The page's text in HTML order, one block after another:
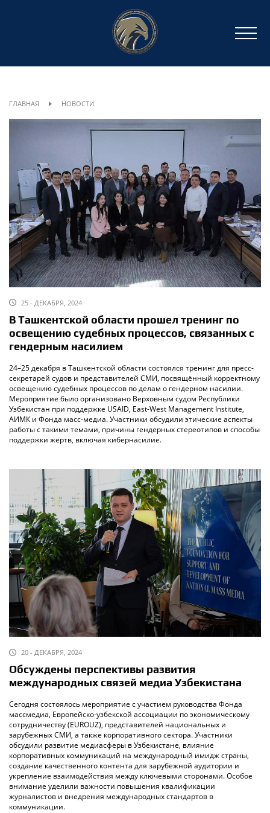
ГЛАВНАЯ НОВОСТИ
25 - ДЕКАБРЯ, 2024
В Ташкентской области прошел тренинг по
освещению судебных процессов, связанных с
гендерным насилием
24–25 декабря в Ташкентской области состоялся тренинг для пресс-
секретарей судов и представителей СМИ, посвящённый корректному
освещению судебных процессов по делам о гендерном насилии.
Мероприятие было организовано Верховным судом Республики
Узбекистан при поддержке USAID, East-West Management Institute,
АИМК и Фонда масс-медиа. Участники обсудили этические аспекты
работы с такими темами, причины гендерных стереотипов и способы
поддержки жертв, включая кибернасилие.
20 - ДЕКАБРЯ, 2024
Обсуждены перспективы развития
международных связей медиа Узбекистана
Сегодня состоялось мероприятие с участием руководства Фонда
массмедиа, Европейско-узбекской ассоциации по экономическому
сотрудничеству (EUROUZ), представителей национальных и
зарубежных СМИ, а также корпоративного сектора. Участники
обсудили развитие медиасферы в Узбекистане, влияние
корпоративных коммуникаций на международный имидж страны,
создание качественного контента для зарубежной аудитории и
укрепление взаимодействия между ключевыми сторонами. Особое
внимание уделили важности повышения квалификации
журналистов и внедрения международных стандартов в
коммуникации.